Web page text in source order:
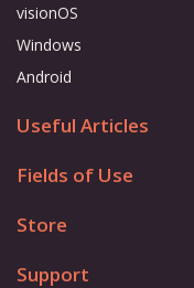
visionOS
Windows
Android
Useful Articles
Fields of Use
Store
Support